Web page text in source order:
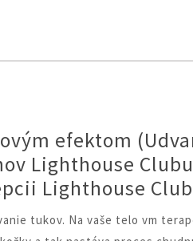
efektom
Lighthouse
Lighthouse
tukov. Na vaše telo vm